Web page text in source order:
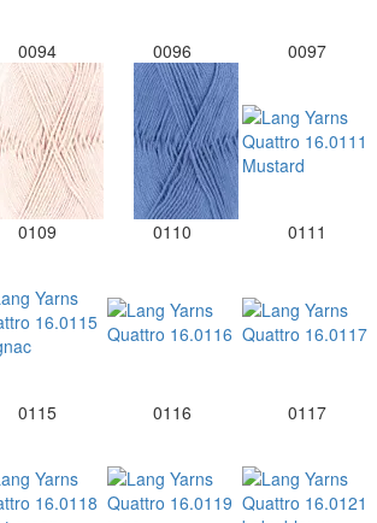
0094 0096 0097
0109 0110 0111
0115 0116 0117